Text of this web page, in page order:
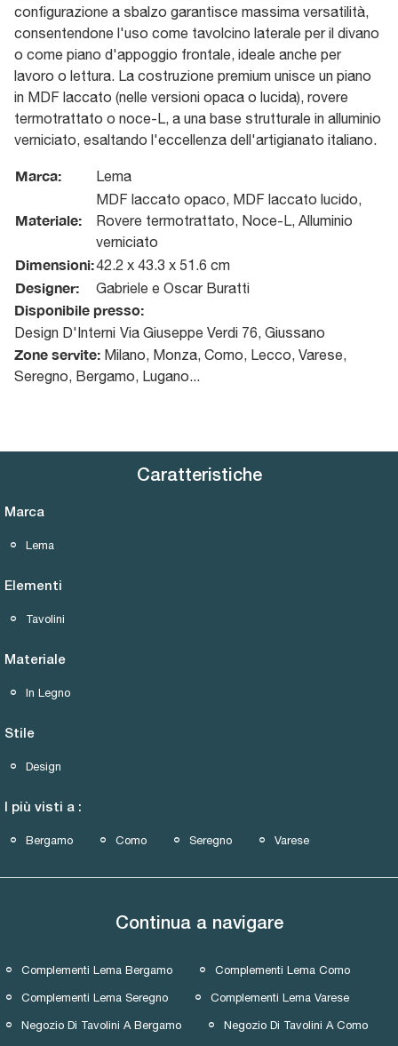
configurazione a sbalzo garantisce massima versatilità,
consentendone l'uso come tavolcino laterale per il divano
o come piano d'appoggio frontale, ideale anche per
lavoro o lettura. La costruzione premium unisce un piano
in MDF laccato (nelle versioni opaca o lucida), rovere
termotrattato o noce-L, a una base strutturale in alluminio
verniciato, esaltando l'eccellenza dell'artigianato italiano.
Marca: Lema
Materiale:
MDF laccato opaco, MDF laccato lucido,
Rovere termotrattato, Noce-L, Alluminio
verniciato
Dimensioni:42.2 x 43.3 x 51.6 cm
Designer: Gabriele e Oscar Buratti
Disponibile presso:
Design D'Interni Via Giuseppe Verdi 76, Giussano
Zone servite: Milano, Monza, Como, Lecco, Varese,
Seregno, Bergamo, Lugano...
Caratteristiche
Marca
Lema
Elementi
Tavolini
Materiale
In Legno
Stile
Design
I più visti a :
Bergamo Como Seregno Varese
Continua a navigare
Complementi Lema Bergamo Complementi Lema Como
Complementi Lema Seregno Complementi Lema Varese
Negozio Di Tavolini A Bergamo Negozio Di Tavolini A Como